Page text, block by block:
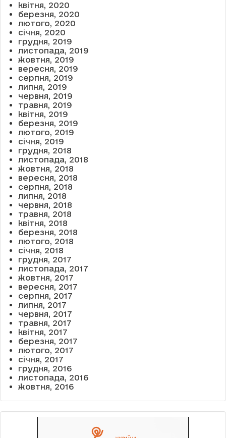
квітня, 2020
березня, 2020
лютого, 2020
січня, 2020
грудня, 2019
листопада, 2019
жовтня, 2019
вересня, 2019
серпня, 2019
липня, 2019
червня, 2019
травня, 2019
квітня, 2019
березня, 2019
лютого, 2019
січня, 2019
грудня, 2018
листопада, 2018
жовтня, 2018
вересня, 2018
серпня, 2018
липня, 2018
червня, 2018
травня, 2018
квітня, 2018
березня, 2018
лютого, 2018
січня, 2018
грудня, 2017
листопада, 2017
жовтня, 2017
вересня, 2017
серпня, 2017
липня, 2017
червня, 2017
травня, 2017
квітня, 2017
березня, 2017
лютого, 2017
січня, 2017
грудня, 2016
листопада, 2016
жовтня, 2016